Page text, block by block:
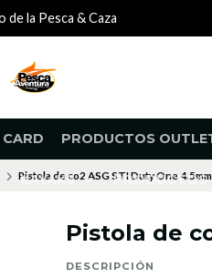
PRODUCTOS
KAYAKS PRODUCTOS
de la Pesca & Caza
Pistola de co2 ASG STI Duty One 4.5mm
Pistola de
DESCRIPCIÓN